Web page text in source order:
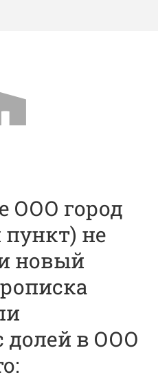
ООО город
не
новый
долей в ООО